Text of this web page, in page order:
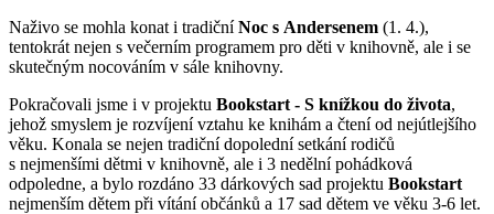
Naživo se mohla konat i tradičníNoc s Andersenem (1. 4.),
tentokrát nejen s večerním programem pro děti v knihovně, ale i se
skutečným nocováním v sále knihovny.
Pokračovali jsme i v projektu Bookstart - S knížkou do života,
jehož smyslem je rozvíjení vztahu ke knihám a čtení od nejútlejšího
věku. Konala se nejen tradiční dopolední setkání rodičů
s nejmenšími dětmi v knihovně, ale i 3 nedělní pohádková
odpoledne, a bylo rozdáno 33 dárkových sad projektu Bookstart
nejmenším dětem při vítání občánků a 17 sad dětem ve věku 3-6 let.